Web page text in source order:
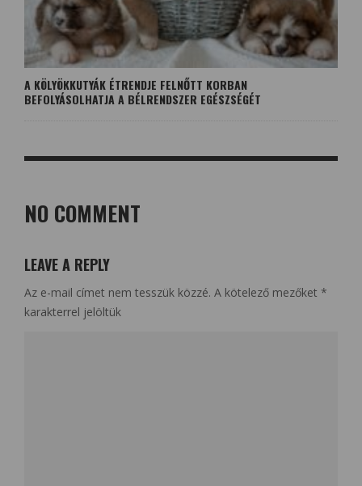
A KÖLYÖKKUTYÁK ÉTRENDJE FELNŐTT KORBAN
BEFOLYÁSOLHATJA A BÉLRENDSZER EGÉSZSÉGÉT
NO COMMENT
LEAVE A REPLY
Az e-mail címet nem tesszük közzé. A kötelező mezőket *
karakterrel jelöltük